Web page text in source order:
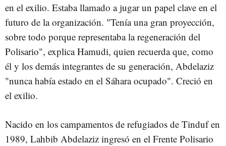
en el exilio. Estaba llamado a jugar un papel clave en el
futuro de la organización. "Tenía una gran proyección,
sobre todo porque representaba la regeneración del
Polisario", explica Hamudi, quien recuerda que, como
él y los demás integrantes de su generación, Abdelaziz
"nunca había estado en el Sáhara ocupado". Creció en
el exilio.
Nacido en los campamentos de refugiados de Tinduf en
1989, Lahbib Abdelaziz ingresó en el Frente Polisario